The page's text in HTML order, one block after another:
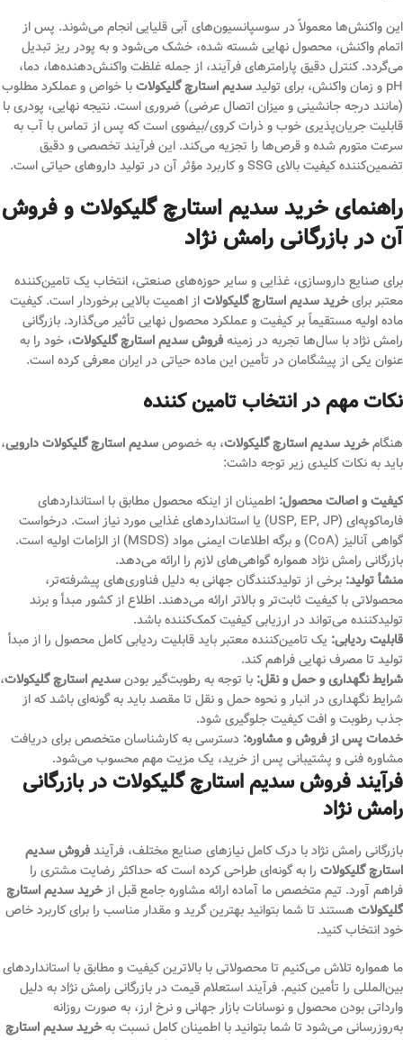
این واکنش‌ها معمولاً در سوسپانسیون‌های آبی قلیایی انجام می‌شوند. پس از
اتمام واکنش، محصول نهایی شسته شده، خشک می‌شود و به پودر ریز تبدیل
می‌گردد. کنترل دقیق پارامترهای فرآیند، از جمله غلظت واکنش‌دهنده‌ها، دما،
pH و زمان واکنش، برای تولید
سدیم استارچ گلیکولاتبا خواص و عملکرد مطلوب
(مانند درجه جانشینی و میزان اتصال عرضی) ضروری است. نتیجه نهایی، پودری با
قابلیت جریان‌پذیری خوب و ذرات کروی/بیضوی است که پس از تماس با آب به
سرعت متورم شده و قرص‌ها را تجزیه می‌کند. این فرآیند تخصصی و دقیق
تضمین‌کننده کیفیت بالای SSG و کاربرد مؤثر آن در تولید داروهای حیاتی است.
راهنمای خرید سدیم استارچ گلیکولات و فروش
آن در بازرگانی رامش نژاد
برای صنایع داروسازی، غذایی و سایر حوزه‌های صنعتی، انتخاب یک تامین‌کننده
معتبر برایخرید سدیم استارچ گلیکولاتاز اهمیت بالایی برخوردار است. کیفیت
ماده اولیه مستقیماً بر کیفیت و عملکرد محصول نهایی تأثیر می‌گذارد. بازرگانی
رامش نژاد با سال‌ها تجربه در زمینهفروش سدیم استارچ گلیکولات، خود را به
عنوان یکی از پیشگامان در تأمین این ماده حیاتی در ایران معرفی کرده است.
نکات مهم در انتخاب تامین‌ کننده
هنگامخرید سدیم استارچ گلیکولات، به خصوصسدیم استارچ گلیکولات دارویی،
باید به نکات کلیدی زیر توجه داشت:
کیفیت و اصالت محصول: اطمینان از اینکه محصول مطابق با استانداردهای
فارماکوپه‌ای (USP, EP, JP) یا استانداردهای غذایی مورد نیاز است. درخواست
گواهی آنالیز (CoA) و برگه اطلاعات ایمنی مواد (MSDS) از الزامات اولیه است.
بازرگانی رامش نژاد همواره گواهی‌های لازم را ارائه می‌دهد.
منشأ تولید: برخی از تولیدکنندگان جهانی به دلیل فناوری‌های پیشرفته‌تر،
محصولاتی با کیفیت ثابت‌تر و بالاتر ارائه می‌دهند. اطلاع از کشور مبدأ و برند
تولیدکننده می‌تواند در ارزیابی کیفیت کمک‌کننده باشد.
قابلیت ردیابی: یک تامین‌کننده معتبر باید قابلیت ردیابی کامل محصول را از مبدأ
تولید تا مصرف نهایی فراهم کند.
شرایط نگهداری و حمل و نقل: با توجه به رطوبت‌گیر بودنسدیم استارچ گلیکولات،
شرایط نگهداری در انبار و نحوه حمل و نقل تا مقصد باید به گونه‌ای باشد که از
جذب رطوبت و افت کیفیت جلوگیری شود.
خدمات پس از فروش و مشاوره: دسترسی به کارشناسان متخصص برای دریافت
مشاوره فنی و پشتیبانی پس از خرید، یک مزیت مهم محسوب می‌شود.
فرآیند فروش سدیم استارچ گلیکولات در بازرگانی
رامش نژاد
بازرگانی رامش نژاد با درک کامل نیازهای صنایع مختلف، فرآیندفروش سدیم
استارچ گلیکولات را به گونه‌ای طراحی کرده است که حداکثر رضایت مشتری را
فراهم آورد. تیم متخصص ما آماده ارائه مشاوره جامع قبل ازخرید سدیم استارچ
گلیکولات هستند تا شما بتوانید بهترین گرید و مقدار مناسب را برای کاربرد خاص
خود انتخاب کنید.
ما همواره تلاش می‌کنیم تا محصولاتی با بالاترین کیفیت و مطابق با استانداردهای
بین‌المللی را تأمین کنیم. فرآیند استعلام قیمت در بازرگانی رامش نژاد به دلیل
وارداتی بودن محصول و نوسانات بازار جهانی و نرخ ارز، به صورت روزانه
به‌روزرسانی می‌شود تا شما بتوانید با اطمینان کامل نسبت بهخرید سدیم استارچ